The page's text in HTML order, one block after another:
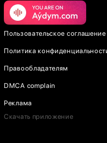
Пользовательское соглашение
Политика
Правообладателям
DMCA complain
Реклама
Скачать приложение